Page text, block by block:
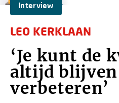
Interview
LEO KERKLAAN
‘Je kunt de
altijd blijven
verbeteren’